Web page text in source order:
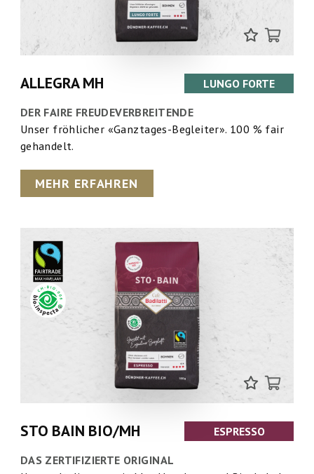
ALLEGRA MH LUNGO FORTE
DER FAIRE FREUDEVERBREITENDE
Unser fröhlicher «Ganztages-Begleiter». 100 % fair
gehandelt.
MEHR ERFAHREN
STO BAIN BIO/MH ESPRESSO
DAS ZERTIFIZIERTE ORIGINAL